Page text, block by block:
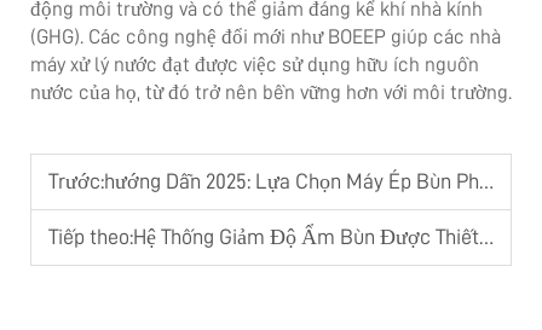
động môi trường và có thể giảm đáng kể khí nhà kính
(GHG). Các công nghệ đổi mới như BOEEP giúp các nhà
máy xử lý nước đạt được việc sử dụng hữu ích nguồn
nước của họ, từ đó trở nên bền vững hơn với môi trường.
Trước:hướng Dẫn 2025: Lựa Chọn Máy Ép Bùn Phù Hợp Cho Ngành Công Nghiệp Của Bạn
Tiếp theo:Hệ Thống Giảm Độ Ẩm Bùn Được Thiết Kế Riêng: Khi Sản Phẩm Tiêu Chuẩn Không Đáp Ứng Được